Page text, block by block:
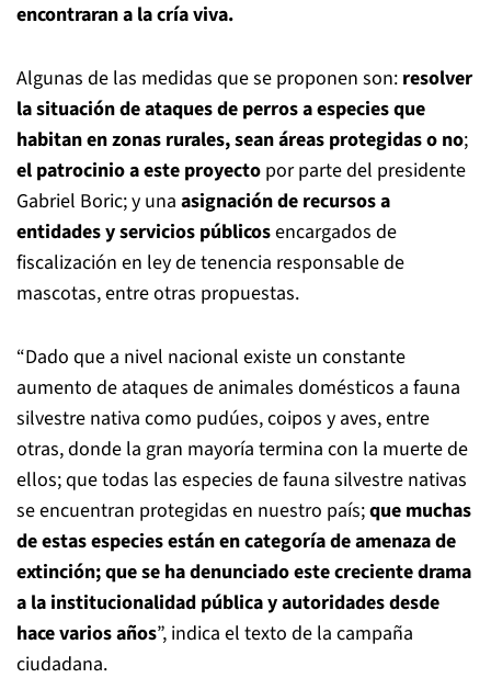
encontraran a la cría viva.
Algunas de las medidas que se proponen son: resolver
la situación de ataques de perros a especies que
habitan en zonas rurales, sean áreas protegidas o no;
el patrocinio a este proyecto por parte del presidente
Gabriel Boric; y una asignación de recursos a
entidades y servicios públicosencargados de
fiscalización en ley de tenencia responsable de
mascotas, entre otras propuestas.
“Dado que a nivel nacional existe un constante
aumento de ataques de animales domésticos a fauna
silvestre nativa como pudúes, coipos y aves, entre
otras, donde la gran mayoría termina con la muerte de
ellos; que todas las especies de fauna silvestre nativas
se encuentran protegidas en nuestro país;que muchas
de estas especies están en categoría de amenaza de
extinción; que se ha denunciado este creciente drama
a la institucionalidad pública y autoridades desde
hace varios años”, indica el texto de la campaña
ciudadana.